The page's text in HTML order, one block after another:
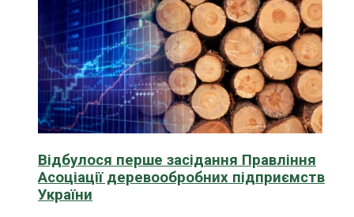
Відбулося перше засідання Правління
Асоціації деревообробних підприємств
України